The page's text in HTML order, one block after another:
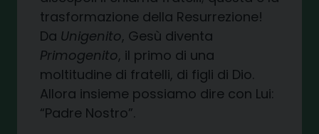
trasformazione della Resurrezione!
Da Unigenito, Gesù diventa
Primogenito, il primo di una
moltitudine di fratelli, di figli di Dio.
Allora insieme possiamo dire con Lui:
“Padre Nostro”.